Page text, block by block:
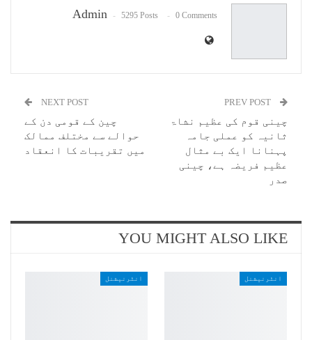
Admin 5295 Posts 0 Comments
چینی قوم کی عظیم نشاۃ
ثانیہ کو عملی جامہ
پہنانا ایک بے مثال
عظیم فریضہ ہے، چینی
صدر
NEXT POST
چین کے قومی دن کے
حوالے سے مختلف ممالک
میں تقریبات کا انعقاد
YOU MIGHT ALSO LIKE
انٹرنیشنل انٹرنیشنل